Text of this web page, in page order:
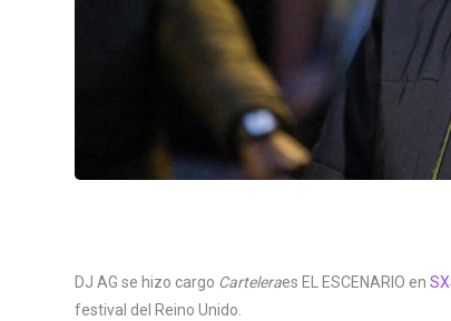
DJ AG se hizo cargo Carteleraes EL ESCENARIO en
festival del Reino Unido.